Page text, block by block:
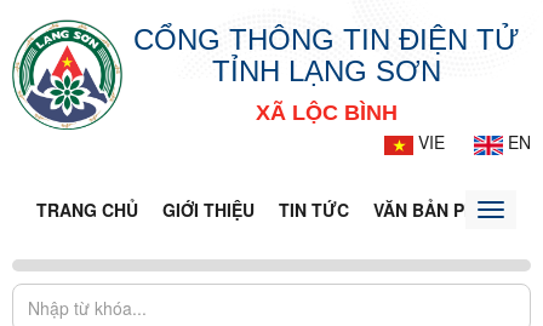
CỔNG THÔNG TIN ĐIỆN TỬ
TỈNH LẠNG SƠN
XÃ LỘC BÌNH
VIE
EN
TRANG CHỦ GIỚI THIỆU TIN TỨC VĂN BẢN PHÁPToggle